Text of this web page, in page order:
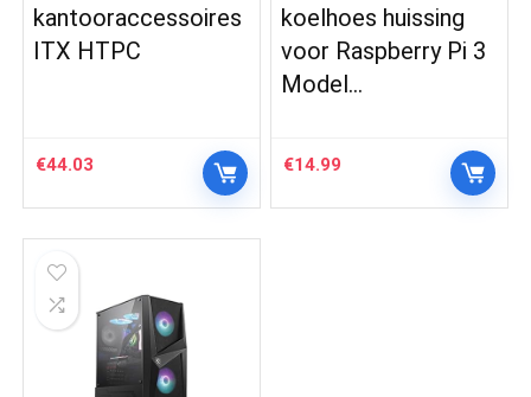
kantooraccessoires
ITX HTPC
€44.03
koelhoes huissing
voor Raspberry Pi 3
Model…
€14.99